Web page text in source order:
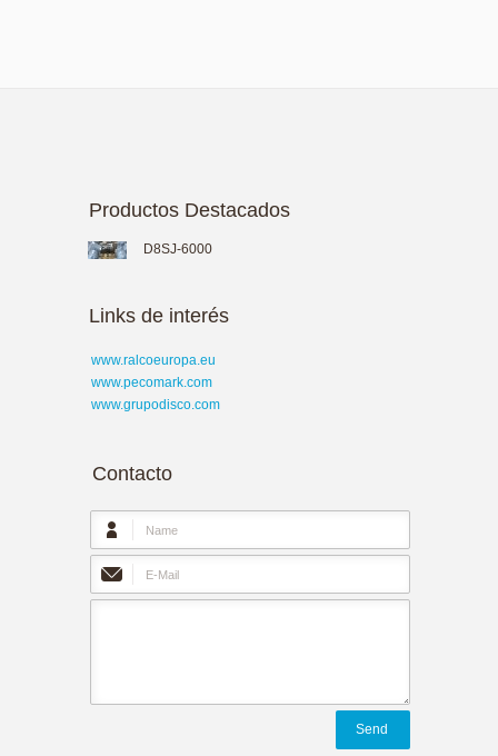
Productos Destacados
D8SJ-6000
Links de interés
www.ralcoeuropa.eu
www.pecomark.com
www.grupodisco.com
Contacto
Send